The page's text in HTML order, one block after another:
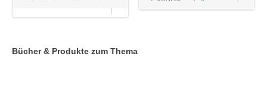
Wärmedämmung
von
Bücher & Produkte zum Thema